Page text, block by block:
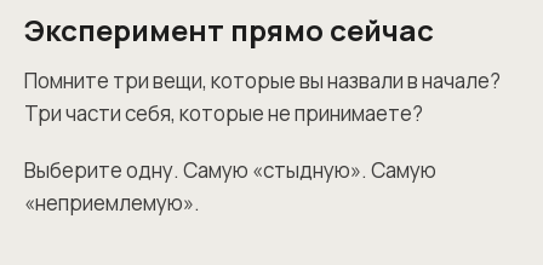
Эксперимент прямо сейчас
Помните три вещи, которые вы назвали в начале?
Три части себя, которые не принимаете?
Выберите одну. Самую «стыдную». Самую
«неприемлемую».